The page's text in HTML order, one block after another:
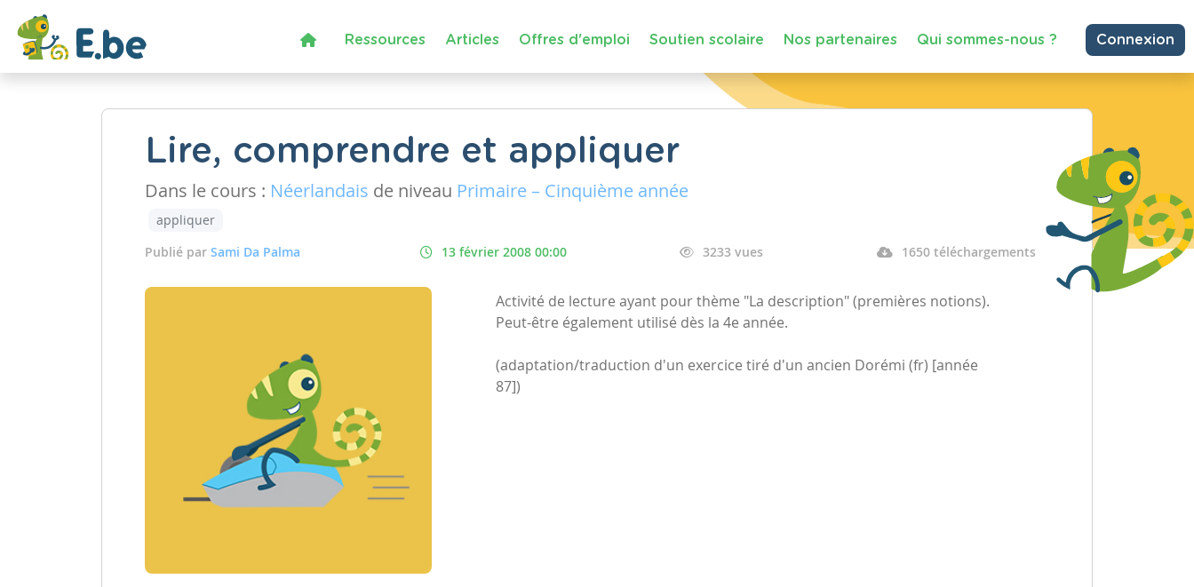
Ressources Articles Offres d'emploi Soutien scolaire Nos partenaires Qui sommes-nous ? Connexion
Lire, comprendre et appliquer
Dans le cours : Néerlandais de niveau Primaire – Cinquième année
appliquer
Publié par Sami Da Palma 13 février 2008 00:00 3233 vues 1650 téléchargements
Activité de lecture ayant pour thème "La description" (premières notions).
Peut-être également utilisé dès la 4e année.
(adaptation/traduction d'un exercice tiré d'un ancien Dorémi (fr) [année
87])